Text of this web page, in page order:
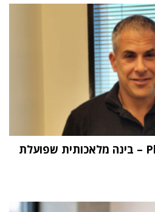
"העתיד הוא Physical AI – בינה מלאכותית שפועלת